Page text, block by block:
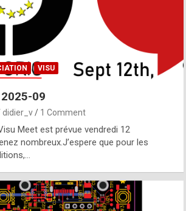
VISU
09
didier_v 1 Comment
Meet est prévue vendredi 12
nombreux.J’espere que pour les